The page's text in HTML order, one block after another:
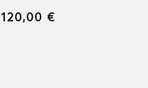
120,00 €